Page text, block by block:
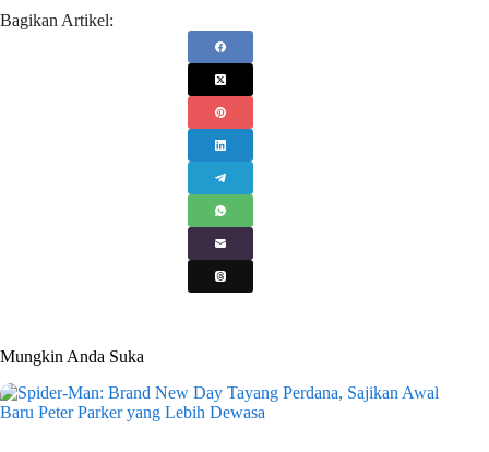
Bagikan Artikel:
Mungkin Anda Suka